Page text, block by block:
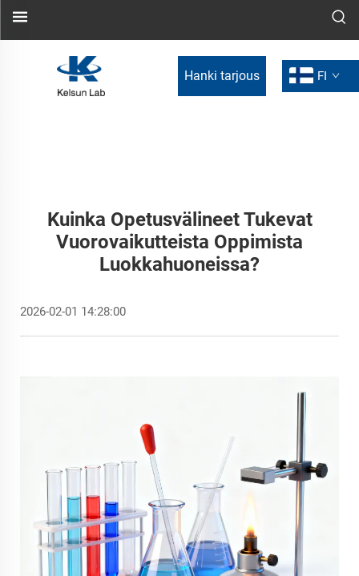
Hanki tarjous FI
Kuinka Opetusvälineet Tukevat
Vuorovaikutteista Oppimista
Luokkahuoneissa?
2026-02-01 14:28:00